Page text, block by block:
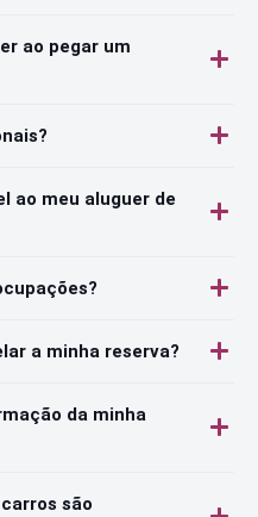
ao pegar um
ao meu aluguer de
a minha reserva?
da minha
são